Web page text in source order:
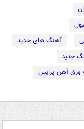
آهنگ های جدید
جدید
ورق آهن پرایس